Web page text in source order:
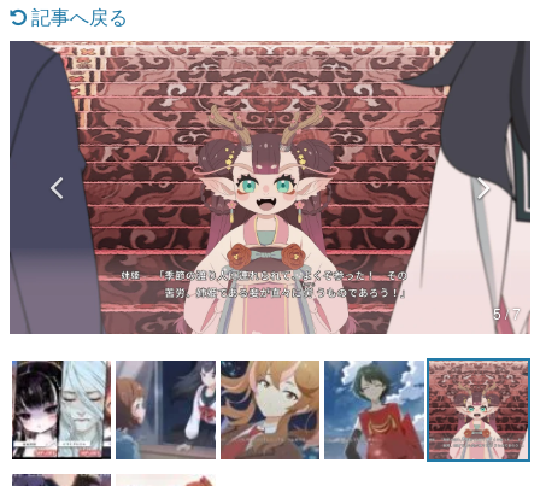
なんでゲームは面白い？
ゲーム開発者・hamatsu氏がゲームの魅力を画面や操作の
具体的な形から解き明かしていく、硬派で骨太な評論連載
です。
ゲームが変えた日本語
「経験値」「裏技」「ラスボス」… ゲームにまつわる言葉
の起源や用法の変遷を、コンピューター文化史研究家・タ
イニーP氏が徹底調査。
カテゴリ
特集記事
マンガ
女性向け
アプリレビュー
記事へ戻る
5 / 7